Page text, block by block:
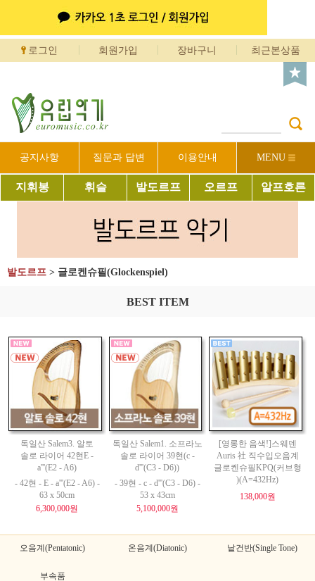
로그인 회원가입 장바구니 최근본상품
공지사항 질문과 답변 이용안내 MENU
지휘봉 휘슬 발도르프 오르프 알프호른
발도르프 > 글로켄슈필(Glockenspiel)
BEST ITEM
독일산 Salem3. 알토
솔로 라이어 42현E -
a'''(E2 - A6)
- 42현 - E - a'''(E2 - A6) -
63 x 50cm
6,300,000원
독일산 Salem1. 소프라노
솔로 라이어 39현(c -
d'''(C3 - D6))
- 39현 - c - d'''(C3 - D6) -
53 x 43cm
5,100,000원
[영롱한 음색!]스웨덴
Auris 社 직수입오음계
글로켄슈필KPQ(커브형
)(A=432Hz)
138,000원
오음계(Pentatonic) 온음계(Diatonic) 낱건반(Single Tone)
부속품